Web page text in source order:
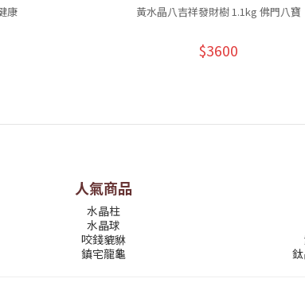
康 黃水晶八吉祥發財樹 1.1kg 佛門八寶
$3600
人氣商品
水晶柱
水晶球
咬錢貔貅
鎮宅龍龜